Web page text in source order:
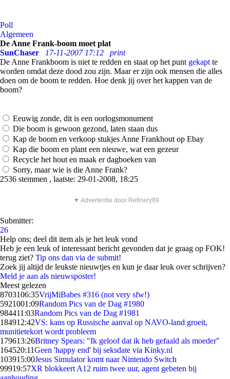
Poll
Algemeen
De Anne Frank-boom moet plat
SunChaser
17-11-2007 17:12
print
De Anne Frankboom is niet te redden en staat op het punt gekapt te
worden omdat deze dood zou zijn. Maar er zijn ook mensen die alles
doen om de boom te redden. Hoe denk jij over het kappen van de
boom?
Eeuwig zonde, dit is een oorlogsmonument
Die boom is gewoon gezond, laten staan dus
Kap de boom en verkoop stukjes Anne Frankhout op Ebay
Kap die boom en plant een nieuwe, wat een gezeur
Recycle het hout en maak er dagboeken van
Sorry, maar wie is die Anne Frank?
2536 stemmen , laatste: 29-01-2008, 18:25
▼ Advertentie door Refinery89
Submitter:
26
Help ons; deel dit item als je het leuk vond
Heb je een leuk of interessant bericht gevonden dat je graag op FOK!
terug ziet? Tip ons dan via de submit!
Zoek jij altijd de leukste nieuwtjes en kun je daar leuk over schrijven?
Meld je aan als nieuwsposter!
Meest gelezen
8703106:35VrijMiBabes #316 (not very sfw!)
5921001:09Random Pics van de Dag #1980
984411:03Random Pics van de Dag #1981
184912:42VS: kans op Russische aanval op NAVO-land groeit,
munitietekort wordt probleem
179613:26Britney Spears: "Ik geloof dat ik heb gefaald als moeder"
164520:11Geen 'happy end' bij seksdate via Kinky.nl
103915:00Jesus Simulator komt naar Nintendo Switch
99919:57XR blokkeert A12 ruim twee uur, agent gebeten bij